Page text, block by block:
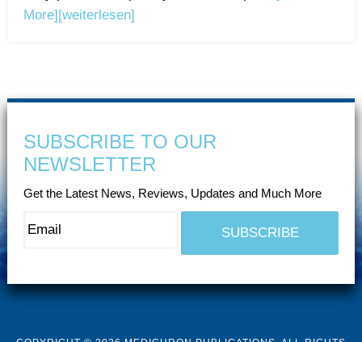
More] [weiterlesen]
SUBSCRIBE TO OUR
NEWSLETTER
Get the Latest News, Reviews, Updates and Much More